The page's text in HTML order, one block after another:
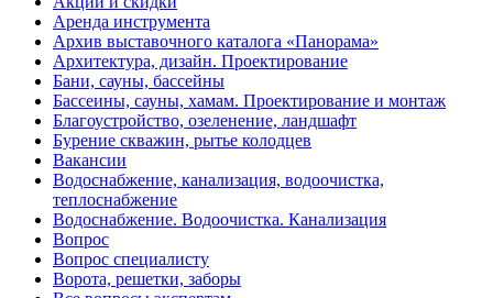
Аренда инструмента
Архив выставочного каталога «Панорама»
Архитектура, дизайн. Проектирование
Бани, сауны, бассейны
Бассеины, сауны, хамам. Проектирование и монтаж
Благоустройство, озеленение, ландшафт
Бурение скважин, рытье колодцев
Вакансии
Водоснабжение, канализация, водоочистка,
теплоснабжение
Водоснабжение. Водоочистка. Канализация
Вопрос
Вопрос специалисту
Ворота, решетки, заборы